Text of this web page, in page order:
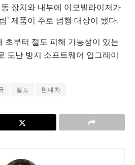
장치와 내부에 이모빌라이저가
’ 제품이 주로 범행 대상이 됐다.
초부터 절도 피해 가능성이 있는
도난 방지 소프트웨어 업그레이
절도 현대차